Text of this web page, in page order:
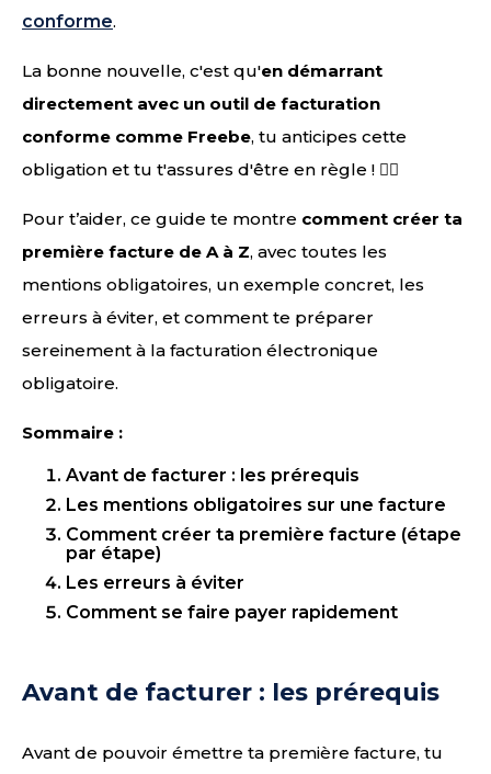
conforme.
La bonne nouvelle, c'est qu'en démarrant
directement avec un outil de facturation
conforme comme Freebe, tu anticipes cette
obligation et tu t'assures d'être en règle ! 👌🏻
Pour t’aider, ce guide te montre comment créer ta
première facture de A à Z, avec toutes les
mentions obligatoires, un exemple concret, les
erreurs à éviter, et comment te préparer
sereinement à la facturation électronique
obligatoire.
Sommaire :
Avant de facturer : les prérequis
Les mentions obligatoires sur une facture
Comment créer ta première facture (étape
par étape)
Les erreurs à éviter
Comment se faire payer rapidement
Avant de facturer : les prérequis
Avant de pouvoir émettre ta première facture, tu